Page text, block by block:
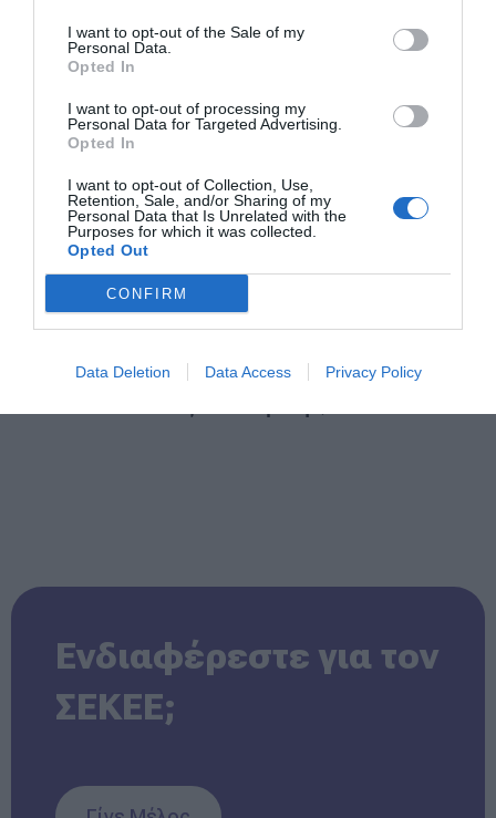
I want to opt-out of the Sale of my
Personal Data.
Opted In
I want to opt-out of processing my
Personal Data for Targeted Advertising.
Opted In
I want to opt-out of Collection, Use,
Retention, Sale, and/or Sharing of my
Personal Data that Is Unrelated with the
Purposes for which it was collected.
Opted Out
CONFIRM
Data Deletion Data Access Privacy Policy
Archeiothiki
Μάθε περισσότερα
Ενδιαφέρεστε για τον
ΣΕΚΕΕ;